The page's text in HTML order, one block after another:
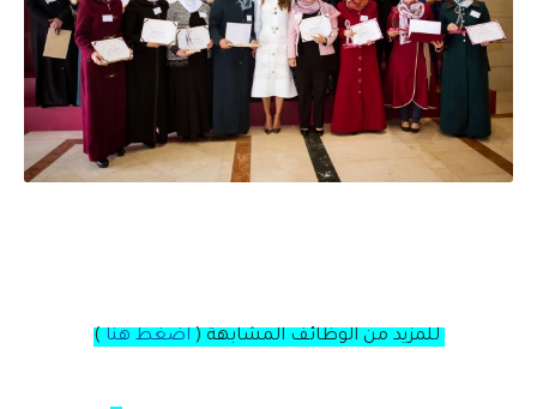
للمزيد من الوظائف المشابهة ( اضغط هنا )